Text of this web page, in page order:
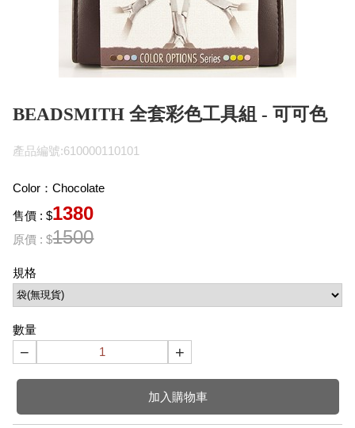
BEADSMITH 全套彩色工具組 - 可可色
產品編號:610000110101
Color：Chocolate
售價 : $1380
原價 : $1500
規格
數量
− +
加入購物車